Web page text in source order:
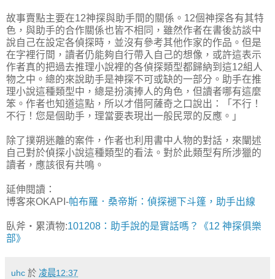
故事賣點主要在12神探與助手間的關係。12個神探各有其特
色，與助手的合作關係也皆不相同，雖然作者在書後訪談中
說自己在設定各偵探時，並沒有參考其他作家的作品。但是
在字裡行間，讀者仍能夠自行帶入自己的想像，或許這表示
作者真的把過去推理小說裡的各偵探類型都歸納到這12組人
物之中。總的來說助手是神探不可或缺的一部分。助手在推
理小說這種類型中，總是扮演捧人的角色，但讀者哪有這麼
笨。作者也知道這點，所以才借阿薩奇之口說出：「不行！
不行！您是個助手，理當要表現出一般民眾的反應。」
除了撲朔迷離的案件，作者也利用書中人物的對話，來闡述
自己對於偵探小說這種類型的看法。對於此類型有所涉獵的
讀者，應該很有共鳴。
延伸閱讀：
博客來OKAPI-帕布羅．桑帝斯：偵探褪下斗篷，助手出線
臥斧‧累漬物:101208：助手說的是實話嗎？《12 神探俱樂
部》
uhc 於 凌晨12:37